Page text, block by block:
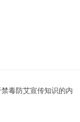
毒防艾宣传知识的内